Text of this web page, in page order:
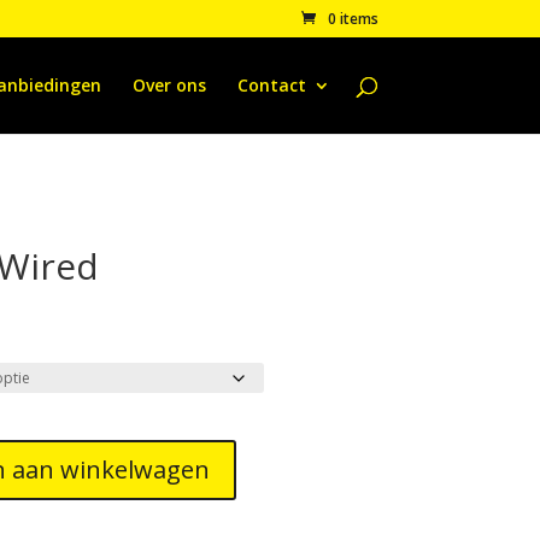
0 items
Over ons Contact
aan winkelwagen